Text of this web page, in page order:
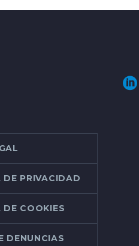
PRIVACIDAD
COOKIES
DENUNCIAS